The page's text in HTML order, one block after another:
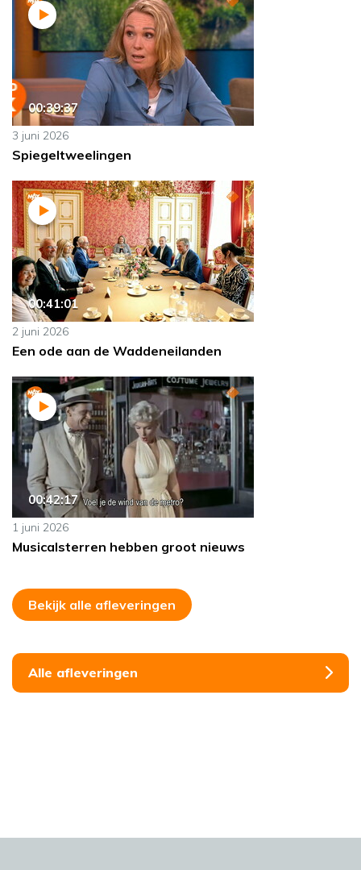
00:39:37
3 juni 2026
Spiegeltweelingen
00:41:01
2 juni 2026
Een ode aan de Waddeneilanden
00:42:17
1 juni 2026
Musicalsterren hebben groot nieuws
Bekijk alle afleveringen
Alle afleveringen